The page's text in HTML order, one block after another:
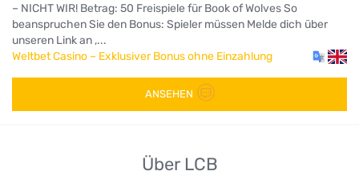
– NICHT WIR! Betrag: 50 Freispiele für Book of Wolves So
beanspruchen Sie den Bonus: Spieler müssen Melde dich über
unseren Link an ,...
Weltbet Casino – Exklusiver Bonus ohne Einzahlung
ANSEHEN
Über LCB